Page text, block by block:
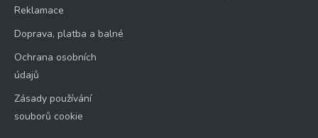
Reklamace
Doprava, platba a balné
Ochrana osobních
údajů
Zásady používání
souborů cookie